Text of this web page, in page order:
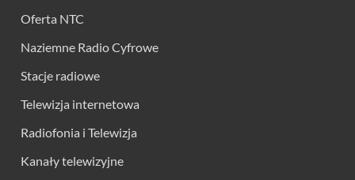
Oferta NTC
Naziemne Radio Cyfrowe
Stacje radiowe
Telewizja internetowa
Radiofonia i Telewizja
Kanały telewizyjne